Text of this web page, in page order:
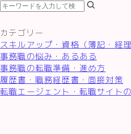
カテゴリー
スキルアップ・資格（簿記・経理
事務職の悩み・あるある
事務職の転職準備・進め方
履歴書・職務経歴書・面接対策
転職エージェント・転職サイト